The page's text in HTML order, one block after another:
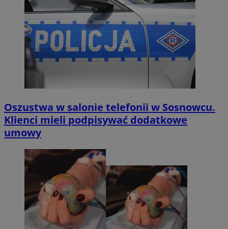
Oszustwa w salonie telefonii w Sosnowcu.
Klienci mieli podpisywać dodatkowe
umowy